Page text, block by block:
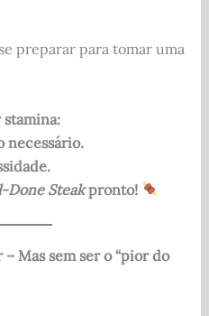
preparar para tomar uma
stamina:
necessário.
Done Steakpronto!
Mas sem ser o “pior do